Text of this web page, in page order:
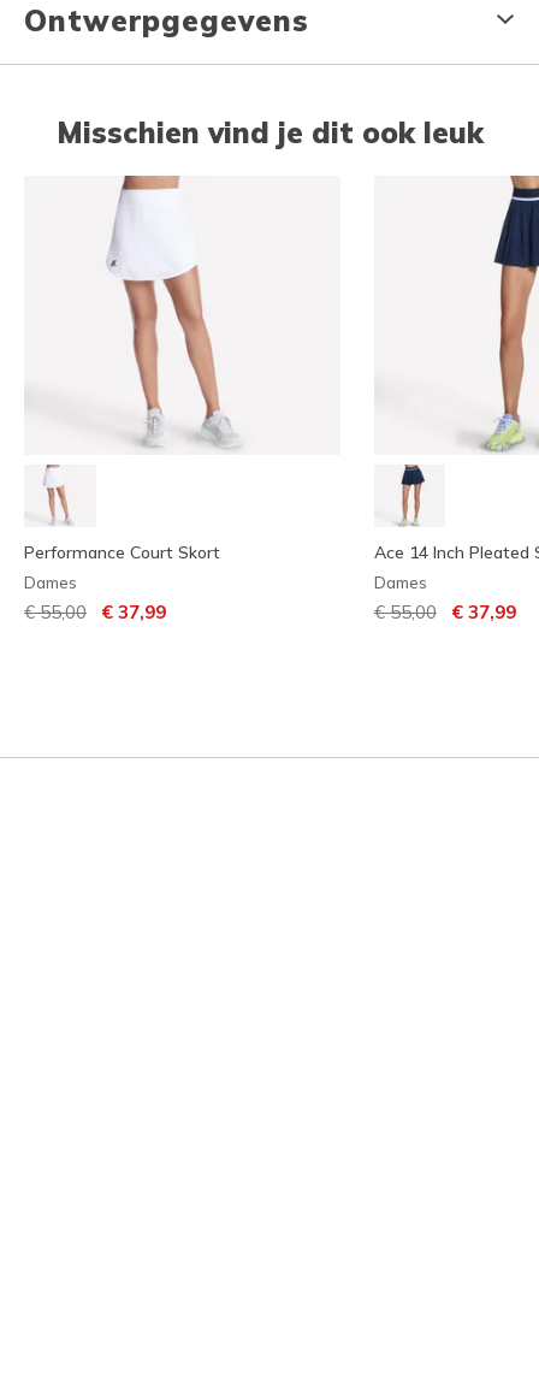
Ontwerpgegevens
Misschien vind je dit ook leuk
Performance Court Skort
Dames
Prijs verlaagd van
€ 55,00 naar
€ 37,99
Ace 14 Inch Pleated
Dames
Prijs verlaagd van
€ 55,00naar
€ 37,99